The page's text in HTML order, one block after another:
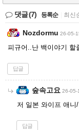
댓글(7) 등록순 최신
Nozdormu 26-05-
피규어..난 백이야기 할
답글
숲속고요 26-05-
저 일본 와이프 애니
답글